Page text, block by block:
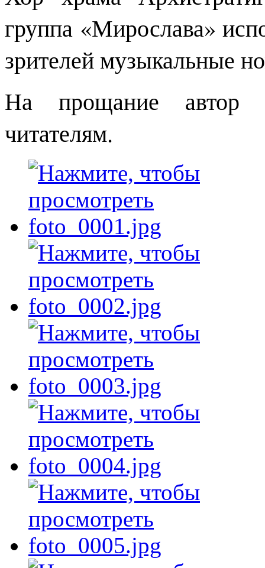
группа «Мирослава»
зрителей музыкальные
На прощание автор
читателям.